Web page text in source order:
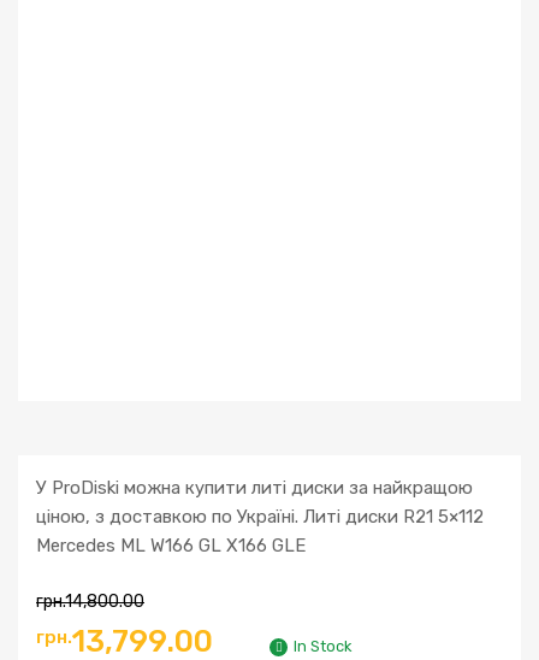
У ProDiski можна купити литі диски за найкращою
ціною, з доставкою по Україні. Литі диски R21 5×112
Mercedes ML W166 GL X166 GLE
грн.14,800.00
грн.13,799.00 In Stock